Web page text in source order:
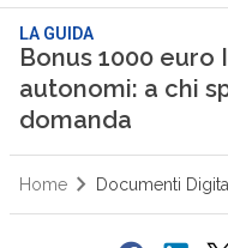
LA GUIDA
Bonus 1000 euro
autonomi: a chi
domanda
Home Documenti